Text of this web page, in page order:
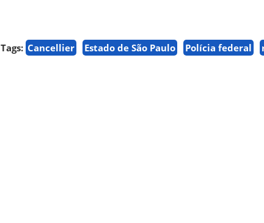
Tags: Cancellier Estado de São Paulo Polícia federal